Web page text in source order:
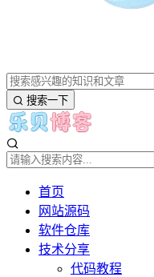
搜索一下
首页
网站源码
软件仓库
技术分享
代码教程